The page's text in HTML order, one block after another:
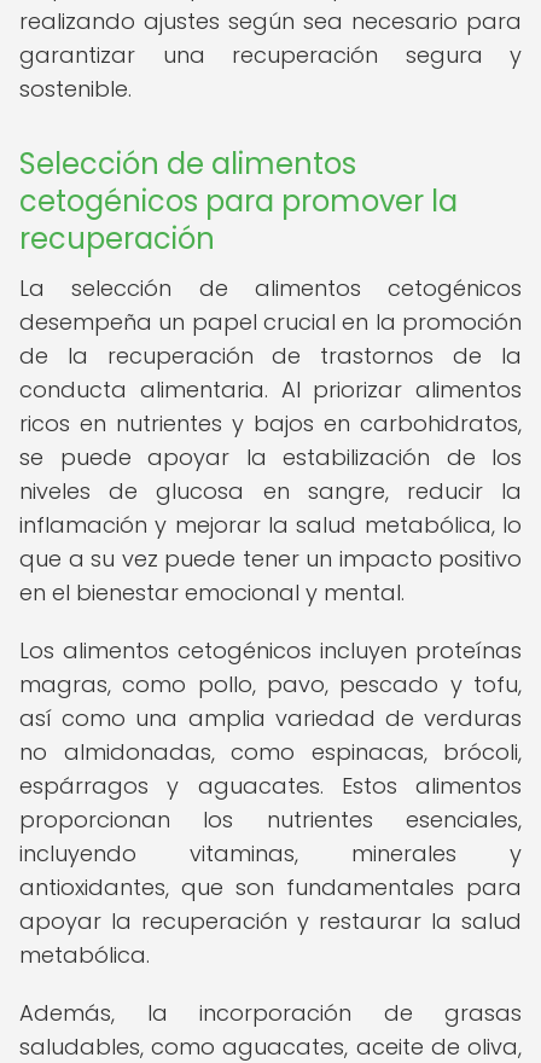
realizando ajustes según sea necesario para
garantizar una recuperación segura y
sostenible.
Selección de alimentos
cetogénicos para promover la
recuperación
La selección de alimentos cetogénicos
desempeña un papel crucial en la promoción
de la recuperación de trastornos de la
conducta alimentaria. Al priorizar alimentos
ricos en nutrientes y bajos en carbohidratos,
se puede apoyar la estabilización de los
niveles de glucosa en sangre, reducir la
inflamación y mejorar la salud metabólica, lo
que a su vez puede tener un impacto positivo
en el bienestar emocional y mental.
Los alimentos cetogénicos incluyen proteínas
magras, como pollo, pavo, pescado y tofu,
así como una amplia variedad de verduras
no almidonadas, como espinacas, brócoli,
espárragos y aguacates. Estos alimentos
proporcionan los nutrientes esenciales,
incluyendo vitaminas, minerales y
antioxidantes, que son fundamentales para
apoyar la recuperación y restaurar la salud
metabólica.
Además, la incorporación de grasas
saludables, como aguacates, aceite de oliva,